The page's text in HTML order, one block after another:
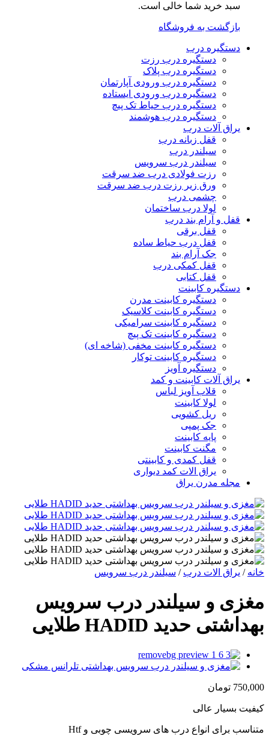
سبد خرید شما خالی است.
بازگشت به فروشگاه
دستگیره درب
دستگیره درب رزت
دستگیره درب پلاک
دستگیره درب ورودی آپارتمان
دستگیره درب ورودی ایستاده
دستگیره درب حیاط تک پیچ
دستگیره درب هوشمند
یراق آلات درب
قفل زبانه درب
سیلندر درب
سیلندر درب سرویس
رزت فولادی درب ضد سرقت
ورق زیر رزت درب ضد سرقت
چشمی درب
لولا درب ساختمان
قفل و آرام بند درب
قفل برقی
قفل درب حیاط ساده
جک آرام بند
قفل کمکی درب
قفل کتابی
دستگیره کابینت
دستگیره کابینت مدرن
دستگیره کابینت کلاسیک
دستگیره کابینت سرامیکی
دستگیره کابینت تک پیچ
دستگیره کابینت مخفی (شاخه ای)
دستگیره کابینت توکار
دستگیره آویز
یراق آلات کابینت و کمد
قلاب آویز لباس
لولا کابینت
ریل کشویی
جک پمپی
پایه کابینت
مگنت کابینت
قفل کمدی و کابینتی
یراق الات کمد دیواری
مجله مدرن یراق
خانه / یراق الات درب / سیلندر درب سرویس
مغزی و سیلندر درب سرویس
بهداشتی حدید HADID طلایی
750,000 تومان
کیفیت بسیار عالی
متناسب برای انواع درب های سرویسی چوبی و Htf